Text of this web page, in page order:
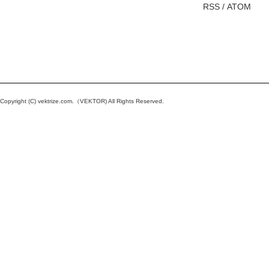
RSS / ATOM
Copyright (C) vektrize.com.（VEKTOR) All Rights Reserved.